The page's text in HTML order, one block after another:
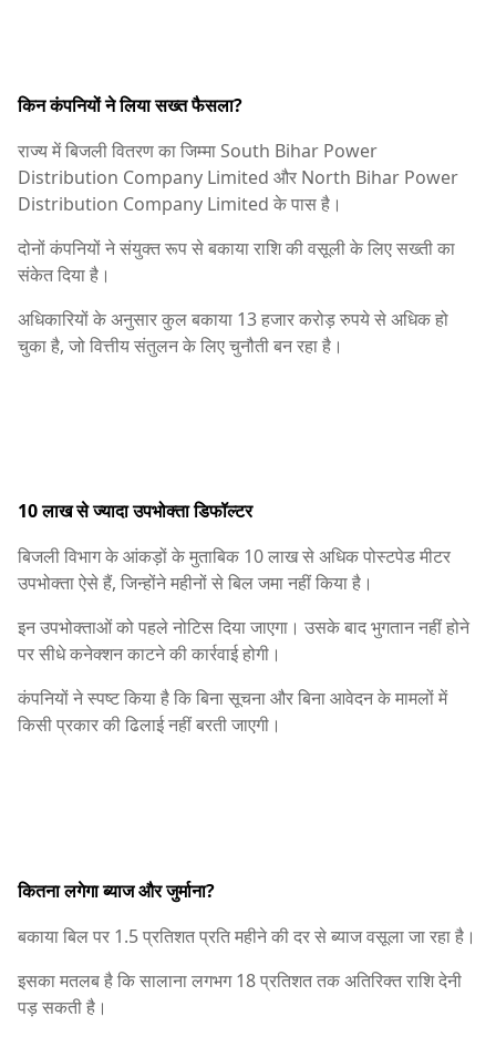
किन कंपनियों ने लिया सख्त फैसला?
राज्य में बिजली वितरण का जिम्माSouth Bihar Power
Distribution Company Limited और North Bihar Power
Distribution Company Limited के पास है।
दोनों कंपनियों ने संयुक्त रूप से बकाया राशि की वसूली के लिए सख्ती का
संकेत दिया है।
अधिकारियों के अनुसार कुल बकाया 13 हजार करोड़ रुपये से अधिक हो
चुका है, जो वित्तीय संतुलन के लिए चुनौती बन रहा है।
10 लाख से ज्यादा उपभोक्ता डिफॉल्टर
बिजली विभाग के आंकड़ों के मुताबिक 10 लाख से अधिक पोस्टपेड मीटर
उपभोक्ता ऐसे हैं, जिन्होंने महीनों से बिल जमा नहीं किया है।
इन उपभोक्ताओं को पहले नोटिस दिया जाएगा। उसके बाद भुगतान नहीं होने
पर सीधे कनेक्शन काटने की कार्रवाई होगी।
कंपनियों ने स्पष्ट किया है कि बिना सूचना और बिना आवेदन के मामलों में
किसी प्रकार की ढिलाई नहीं बरती जाएगी।
कितना लगेगा ब्याज और जुर्माना?
बकाया बिल पर 1.5 प्रतिशत प्रति महीने की दर से ब्याज वसूला जा रहा है।
इसका मतलब है कि सालाना लगभग 18 प्रतिशत तक अतिरिक्त राशि देनी
पड़ सकती है।